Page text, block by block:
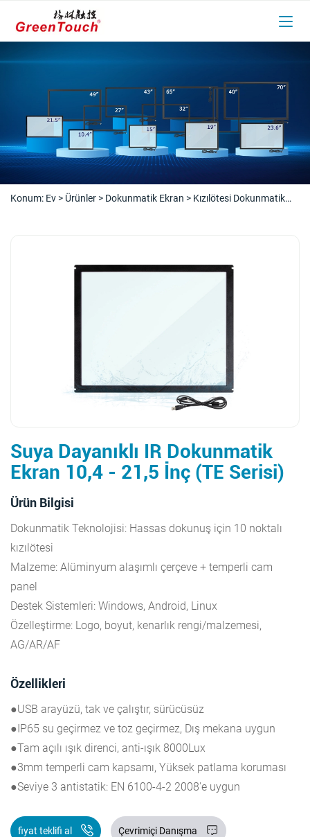
Konum: Ev > Ürünler > Dokunmatik Ekran > Kızılötesi Dokunmatik
Suya Dayanıklı IR Dokunmatik
Ekran 10,4 - 21,5 İnç (TE Serisi)
Ürün Bilgisi
Dokunmatik Teknolojisi: Hassas dokunuş için 10 noktalı
kızılötesi
Malzeme: Alüminyum alaşımlı çerçeve + temperli cam
panel
Destek Sistemleri: Windows, Android, Linux
Özelleştirme: Logo, boyut, kenarlık rengi/malzemesi,
AG/AR/AF
Özellikleri
●USB arayüzü, tak ve çalıştır, sürücüsüz
●IP65 su geçirmez ve toz geçirmez, Dış mekana uygun
●Tam açılı ışık direnci, anti-ışık 8000Lux
●3mm temperli cam kapsamı, Yüksek patlama koruması
●Seviye 3 antistatik: EN 6100-4-2 2008'e uygun
fiyat teklifi al Çevrimiçi Danışma